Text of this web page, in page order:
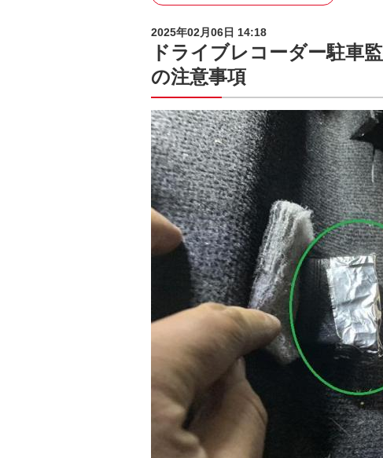
2025年02月06日 14:18
ドライブレコーダー駐車
の注意事項